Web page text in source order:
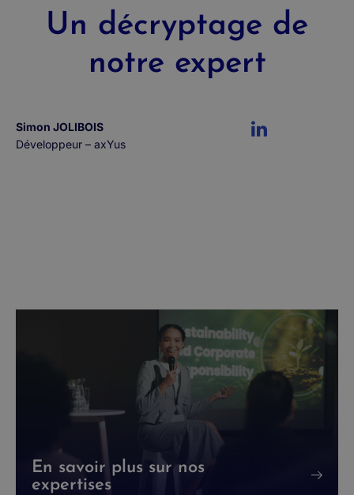
Un décryptage de
notre expert
Simon JOLIBOIS
Développeur – axYus
En savoir plus sur nos
expertises